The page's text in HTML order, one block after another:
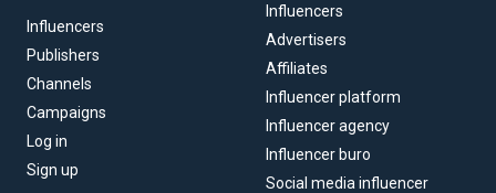
Influencers
Publishers
Channels
Campaigns
Log in
Sign up
Influencers
Advertisers
Affiliates
Influencer platform
Influencer agency
Influencer buro
Social media influencer